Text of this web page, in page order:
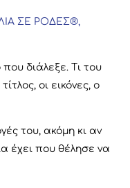
ΣΕ ΡΟΔΕΣ®,
που διάλεξε. Τι του
οι εικόνες, ο
του, ακόμη κι αν
έχει που θέλησε να